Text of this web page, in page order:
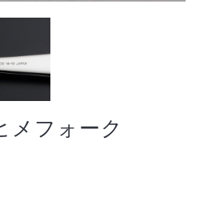
メフォーク